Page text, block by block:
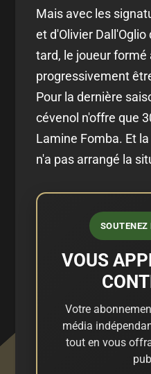
Mais avec les
et d'Olivier
tard, le joueur formé
progressivement
Pour la dernière
cévenol n'offre que
Lamine Fomba. Et
n'a pas arrangé la
SOUTENEZ
VOUS
Votre
média
tout en vous